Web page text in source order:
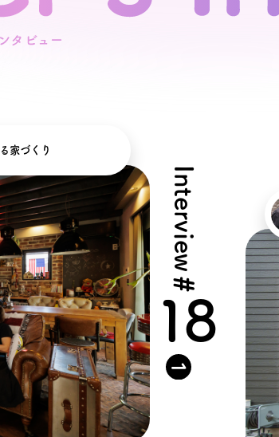
ン
家づくり
Interview
#
18